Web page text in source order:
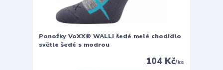
Ponožky VoXX® WALLI šedé melé chodidlo
světle šedé s modrou
104 Kč/ks